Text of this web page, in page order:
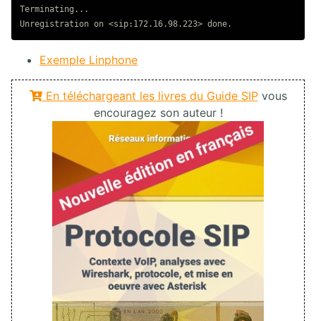
Terminating...
Exemple Linphone
En téléchargeant les livres du Guide SIPvous
encouragez son auteur !